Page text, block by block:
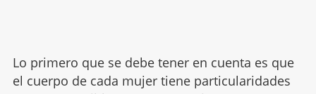
Lo primero que se debe tener en cuenta es que
el cuerpo de cada mujer tiene particularidades